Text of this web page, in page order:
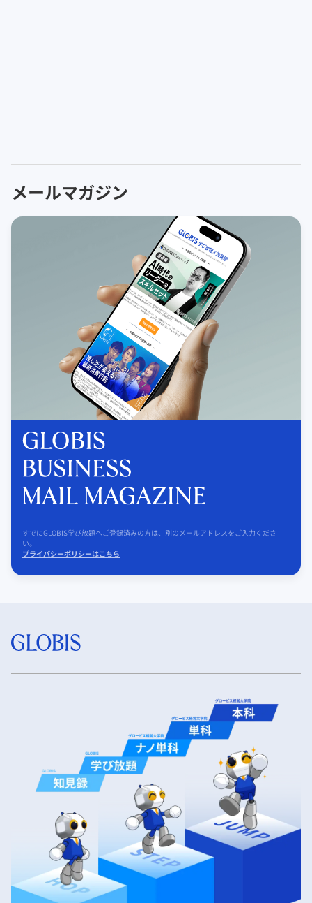
メールマガジン
すでにGLOBIS学び放題へご登録済みの方は、別のメールアドレスをご入力くださ
い。
プライバシーポリシーはこちら